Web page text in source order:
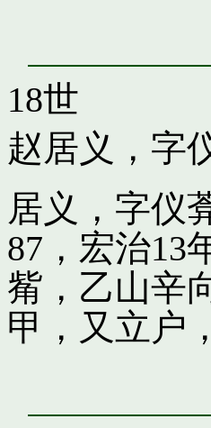
18世
赵居义，字
居义，字仪
87，宏治13
觜，乙山辛
甲，又立户